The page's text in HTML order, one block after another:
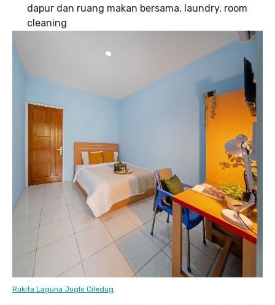
dapur dan ruang makan bersama, laundry, room
cleaning
Rukita Laguna Joglo Ciledug